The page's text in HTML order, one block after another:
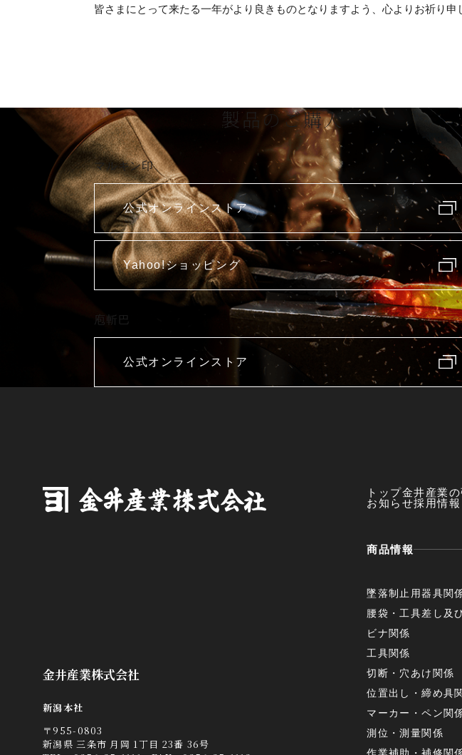
皆さまにとって来たる一年がより良きものとなりますよう、心よりお祈り申
製品のご購入
マルキン印
公式オンラインストア
Yahoo!ショッピング
庖斬巴
公式オンラインストア
金井産業株式会社
新潟本社
〒955-0803
新潟県 三条市 月岡 1丁目 23番 36号
トップ金井産業の
お知らせ採用情報
商品情報
墜落制止用器具関
腰袋・工具差し及
ビナ関係
工具関係
切断・穴あけ関係
位置出し・締め具
マーカー・ペン関
測位・測量関係
作業補助・補修関